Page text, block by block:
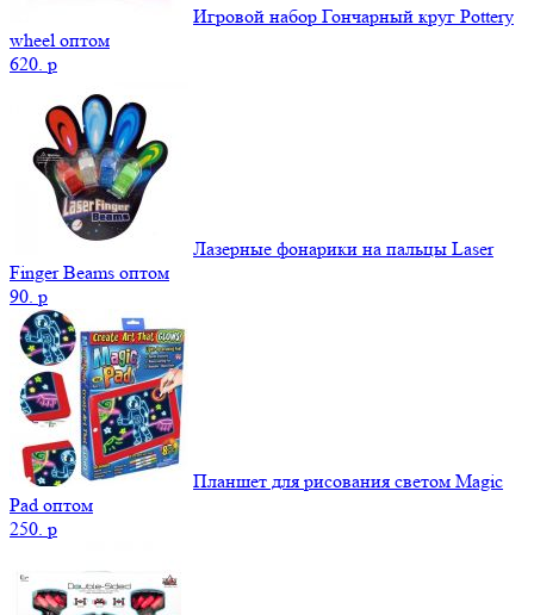
Игровой набор Гончарный круг Pottery
wheel оптом
620. p
Лазерные фонарики на пальцы Laser
Finger Beams оптом
90. p
Планшет для рисования светом Magic
Pad оптом
250. p